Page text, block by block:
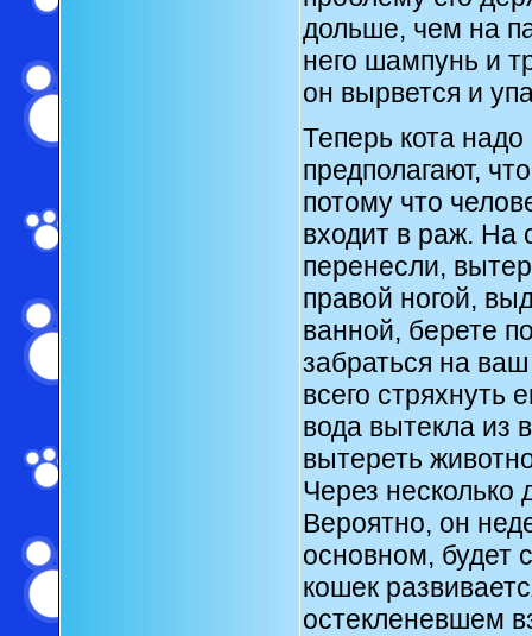
дольше, чем на
него шампунь и
он вырвется и
Теперь кота
предполагают,
потому что
входит в раж. На
перенесли,
правой ногой,
ванной, берете
забраться на
всего стряхнуть
вода вытекла из
вытереть
Через несколько
Вероятно, он
основном, будет
кошек
остекленевшем